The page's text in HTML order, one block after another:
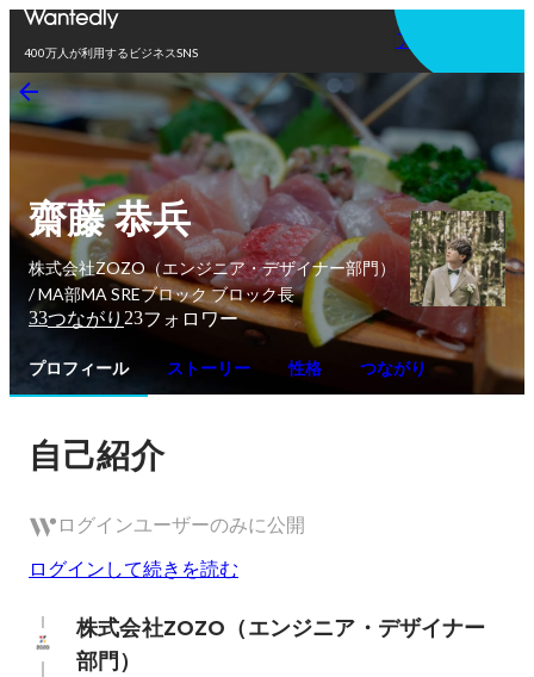
400万人が利用するビジネスSNS
アプリを使う
齋藤 恭兵
株式会社ZOZO（エンジニア・デザイナー部門）
/ MA部MA SREブロック ブロック長
33つながり 23フォロワー
プロフィール ストーリー 性格 つながり
自己紹介
ログインユーザーのみに公開
ログインして続きを読む
株式会社ZOZO（エンジニア・デザイナー
部門）